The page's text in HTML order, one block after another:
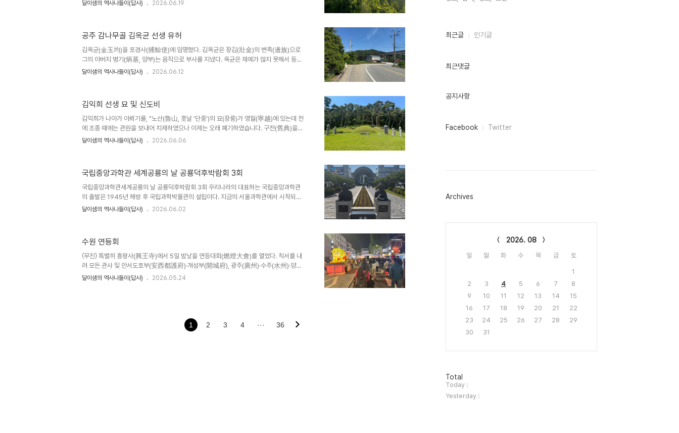
해설피 금빛 게으른 울음을 우는 곳그곳이 차마 꿈엔들 잊힐 리야”​정지용 「향수」를 개사한
늘 떠오르는 잔상, 이곳이 내 고향 덕다리다. 덕다리는 행정리이고 3리까지 있으며 ,그중 ..
달이샘의 역사나들이(답사) 2026.06.19
공주 감나무골 김옥균 선생 유허
김옥균(金玉均)을 포경사(捕鯨使)에 임명했다. 김옥균은 장김(壯金)의 변족(邊族)으로
그의 아버지 병기(炳基, 양부)는 음직으로 부사를 지냈다. 옥균은 재예가 많지 못해서 등제
한지 10여 년에 벼슬길은 고쳐지지 않았다. 마음속으로 서양 학문을 연구(태서학[泰西
보여 왕도 그에게 기울게 되었다. 이에 사람들은 고래를 잡아 많은 이득을 본다 하며 일본
사람도 또한 그렇게 하며 가만히 있지 않는다. 그런데 김옥균은 들어앉아서 입으로만 고래
잡이의 이..
달이샘의 역사나들이(답사) 2026.06.12
김익희 선생 묘 및 신도비
김익희가 나아가 아뢰기를, "노산(魯山, 훗날 '단종')의 묘(장릉)가 영월(寧越)에 있는데 전
에 조종 때에는 관원을 보내어 치제하였으나 이제는 오래 폐기하였습니다. 구전(舊典)을
거행하면 재앙을 없애고 비내리기를 구하는 데에 도움이 없지 않을 것입니다." 하니, 상이
키기 위해 숨져간 전몰장병을 추모하는 날로 보통 6.25한국전쟁을 떠올리기는 하나 이 땅
의 모든 선열을 기리는 날이다. 조선시대에도 현충일이 있었다. 기본적으로 조선은 귀신에
제사하는 나라고..
달이샘의 역사나들이(답사) 2026.06.06
국립중앙과학관 세계공룡의 날 공룡덕후박람회 3회
국립중앙과학관세계공룡의 날 공룡덕후박람회 3회 우리나라의 대표하는 국립중앙과학관
의 출발은 1945년 해방 후 국립과학박물관의 설립이다. 지금의 서울과학관에서 시작되었
다. 이러한 과학관이 확대 개편되어 현재의 대전 대덕연구단지로 이전된 것은 1985년 종합
있는데 이곳이 국립경주박물관 등 여타 시도 국립박물관의 중앙기관으로 역할을 하는 것과
같다.대덕연구단지는 대한민국 과학기술발전을 위해 1973년 박정희 대통령에 의해 계획
추진된 곳으로 각종 연구..
달이샘의 역사나들이(답사) 2026.06.02
수원 연등회
〈무진〉 특별히 흥왕사(興王寺)에서 5일 밤낮을 연등대회(燃燈大會)를 열었다. 칙서를 내
려 모든 관사 및 안서도호부(安西都護府)·개성부(開城府), 광주(廣州)·수주(水州)·양주
(楊州)·동주(東州)·수주(樹州) 등 5개 주(州), 강화현(江華縣)·장단현(長湍縣) 등 2개
21년 1월 흥왕사에서 연등회를 열다 [오늘] 불기 2570년 부처님 오신 날이다. ..
달이샘의 역사나들이(답사) 2026.05.24
1 2 3 4 ··· 36
최
인
최근글 인기글
최근댓글
공지사항
페
그
Facebook Twitter
Archives
2026. 08
일 월 화 수 목 금 토
1
2
3 4 5 6 7
8
9
10 11 12 13 14
15
16
17 18 19 20 21
22
23
24 25 26 27 28
29
30
31
방
문
자
수
Total
Today :
Yesterday :